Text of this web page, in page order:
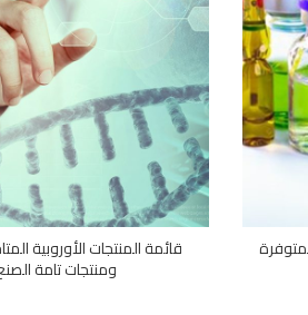
قائمة المنتجات الأوروبية
ومنتجات تامة